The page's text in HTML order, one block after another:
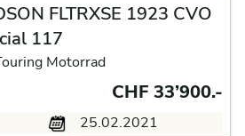
FLTRXSE 1923 CVO
117
Motorrad
CHF 33’900.-
25.02.2021